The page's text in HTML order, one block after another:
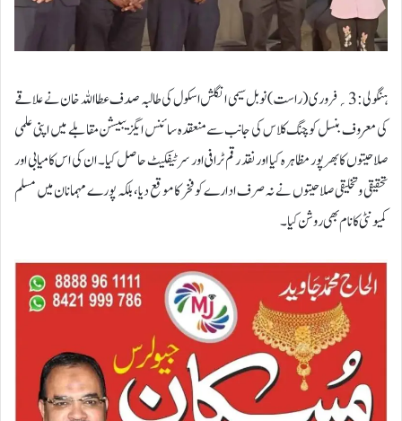
ہنگولی:3؍فروری ( راست) نوبل سیمی انگلش اسکول کی طالبہ صدف عطااللہ خان نے علاقے
کی معروف بنسل کوچنگ کلاس کی جانب سے منعقدہ سائنس ایگزیبیشن مقابلے میں اپنی علمی
صلاحیتوں کا بھرپور مظاہرہ کیا اور نقد رقم ٹرافی اور سرٹیفکیٹ حاصل کیا ۔ ان کی اس کامیابی اور
تحقیقی و تخلیقی صلاحیتوں نے نہ صرف ادارے کو فخر کا موقع دیا ، بلکہ پورے مہمانان میں مسلم
کمیونٹی کا نام بھی روشن کیا۔